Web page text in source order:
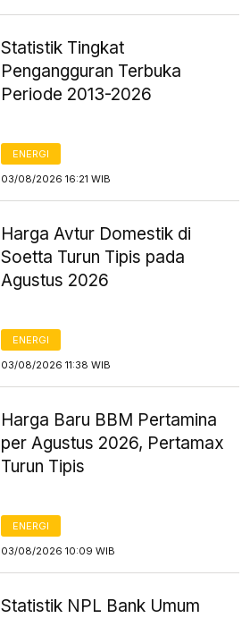
Statistik Tingkat
Pengangguran Terbuka
Periode 2013-2026
ENERGI
03/08/2026 16:21 WIB
Harga Avtur Domestik di
Soetta Turun Tipis pada
Agustus 2026
ENERGI
03/08/2026 11:38 WIB
Harga Baru BBM Pertamina
per Agustus 2026, Pertamax
Turun Tipis
ENERGI
03/08/2026 10:09 WIB
Statistik NPL Bank Umum